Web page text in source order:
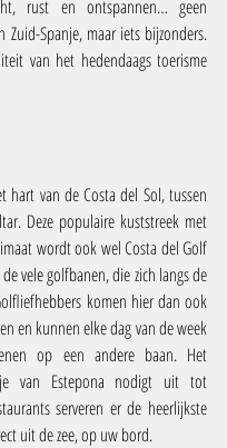
rust en ontspannen… geen
Zuid-Spanje, maar iets bijzonders.
van het hedendaags toerisme
hart van de Costa del Sol, tussen
Deze populaire kuststreek met
wordt ook wel Costa del Golf
vele golfbanen, die zich langs de
komen hier dan ook
en kunnen elke dag van de week
op een andere baan. Het
van Estepona nodigt uit tot
serveren er de heerlijkste
uit de zee, op uw bord.